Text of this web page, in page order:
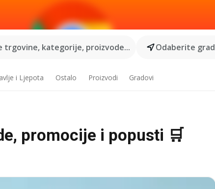
trgovine, kategorije, proizvode...
Odaberite grad
i Ljepota Ostalo Proizvodi Gradovi
promocije i popusti 🛒